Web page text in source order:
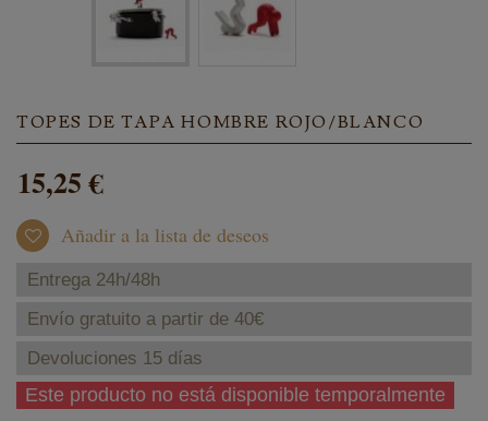
TOPES DE TAPA HOMBRE ROJO/BLANCO
15,25 €
Añadir a la lista de deseos
Entrega 24h/48h
Envío gratuito a partir de 40€
Devoluciones 15 días
Este producto no está disponible temporalmente